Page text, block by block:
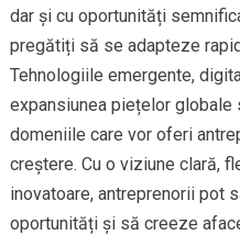
dar și cu oportunități
pregătiți să se adapteze
Tehnologiile emergente,
expansiunea piețelor globale
domeniile care vor oferi
creștere. Cu o viziune clară,
inovatoare, antreprenorii pot
oportunități și să creeze